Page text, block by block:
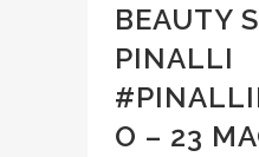
BEAUTY
PINALLI
O – 23